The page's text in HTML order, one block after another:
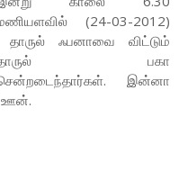
(24-03-2012)
தாருல் ஃபனாவை விட்டும்
பகா
இன்னா